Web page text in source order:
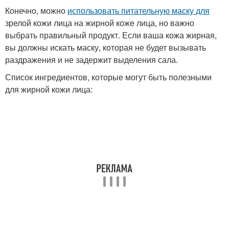
Конечно, можно использовать питательную маску для
зрелой кожи лица на жирной коже лица, но важно
выбрать правильный продукт. Если ваша кожа жирная,
вы должны искать маску, которая не будет вызывать
раздражения и не задержит выделения сала.
Список ингредиентов, которые могут быть полезными
для жирной кожи лица: